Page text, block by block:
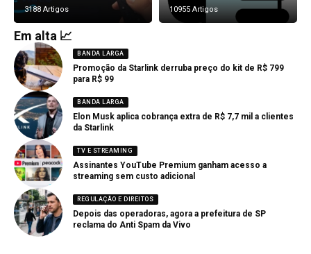
3188 Artigos 10955 Artigos
Em alta 📈
BANDA LARGA
Promoção da Starlink derruba preço do kit de R$ 799
para R$ 99
BANDA LARGA
Elon Musk aplica cobrança extra de R$ 7,7 mil a clientes
da Starlink
TV E STREAMING
Assinantes YouTube Premium ganham acesso a
streaming sem custo adicional
REGULAÇÃO E DIREITOS
Depois das operadoras, agora a prefeitura de SP
reclama do Anti Spam da Vivo